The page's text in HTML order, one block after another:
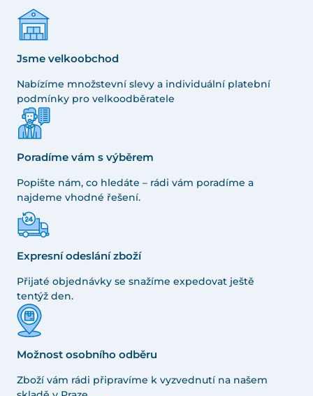
Jsme velkoobchod
Nabízíme množstevní slevy a individuální platební
podmínky pro velkoodběratele
Poradíme vám s výběrem
Popište nám, co hledáte – rádi vám poradíme a
najdeme vhodné řešení.
Expresní odeslání zboží
Přijaté objednávky se snažíme expedovat ještě
tentýž den.
Možnost osobního odběru
Zboží vám rádi připravíme k vyzvednutí na našem